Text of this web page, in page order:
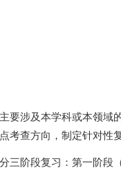
要涉及本学科或本领域
考查方向，制定针对性
三阶段复习：第一阶段